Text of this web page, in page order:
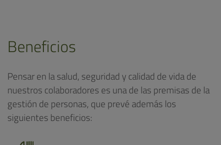
Beneficios
Pensar en la salud, seguridad y calidad de vida de
nuestros colaboradores es una de las premisas de la
gestión de personas, que prevé además los
siguientes beneficios: